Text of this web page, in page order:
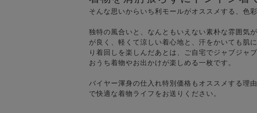
そんな思いからいち利モールがオススメする、色
独特の風合いと、なんともいえない素朴な雰囲気
が良く、軽くて涼しい着心地と、汗をかいても肌
り着回しを楽しんだあとは、ご自宅でジャブジャ
おうち着物やお出かけが楽しめる一枚です。
バイヤー渾身の仕入れ特別価格もオススメする理
で快適な着物ライフをお送りください。